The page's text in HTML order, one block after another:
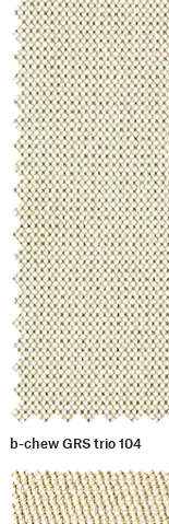
b-chew GRS trio 104